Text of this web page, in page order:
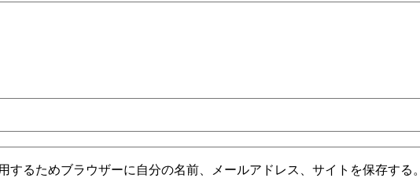
するためブラウザーに自分の名前、メールアドレス、サイトを保存する。